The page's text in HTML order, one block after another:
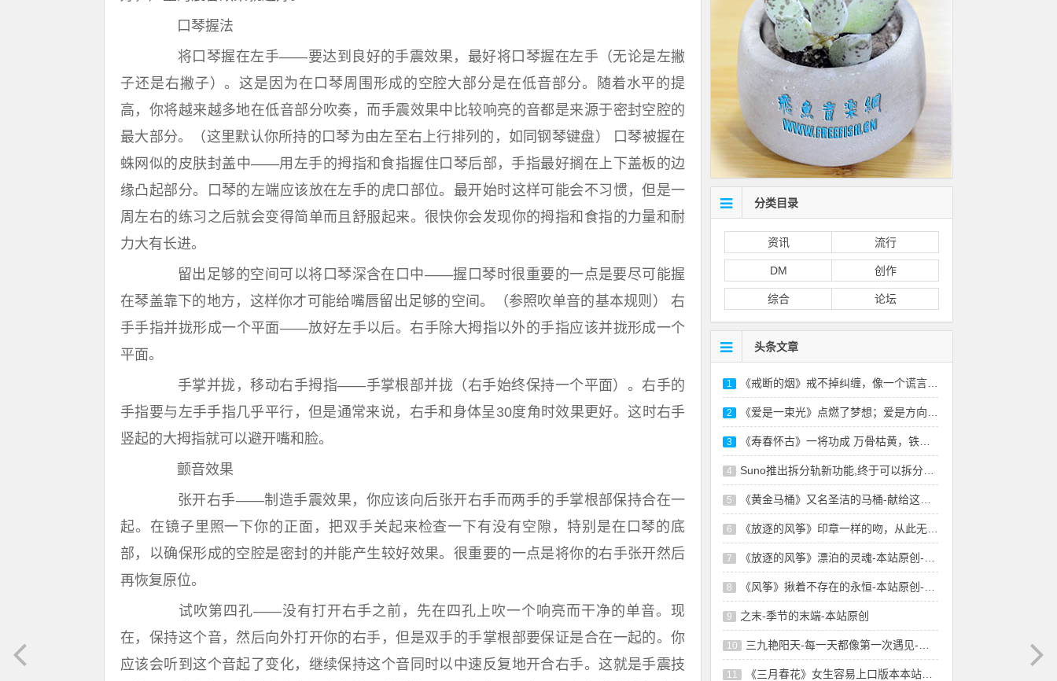
口琴握法
将口琴握在左手——要达到良好的手震效果，最好将口琴握在左手（无论是左撇
子还是右撇子）。这是因为在口琴周围形成的空腔大部分是在低音部分。随着水平的提
高，你将越来越多地在低音部分吹奏，而手震效果中比较响亮的音都是来源于密封空腔的
最大部分。（这里默认你所持的口琴为由左至右上行排列的，如同钢琴键盘） 口琴被握在
蛛网似的皮肤封盖中——用左手的拇指和食指握住口琴后部，手指最好搁在上下盖板的边
缘凸起部分。口琴的左端应该放在左手的虎口部位。最开始时这样可能会不习惯，但是一
周左右的练习之后就会变得简单而且舒服起来。很快你会发现你的拇指和食指的力量和耐
力大有长进。
留出足够的空间可以将口琴深含在口中——握口琴时很重要的一点是要尽可能握
在琴盖靠下的地方，这样你才可能给嘴唇留出足够的空间。（参照吹单音的基本规则） 右
手手指并拢形成一个平面——放好左手以后。右手除大拇指以外的手指应该并拢形成一个
平面。
手掌并拢，移动右手拇指——手掌根部并拢（右手始终保持一个平面）。右手的
手指要与左手手指几乎平行，但是通常来说，右手和身体呈30度角时效果更好。这时右手
竖起的大拇指就可以避开嘴和脸。
颤音效果
张开右手——制造手震效果，你应该向后张开右手而两手的手掌根部保持合在一
起。在镜子里照一下你的正面，把双手关起来检查一下有没有空隙，特别是在口琴的底
部，以确保形成的空腔是密封的并能产生较好效果。很重要的一点是将你的右手张开然后
再恢复原位。
试吹第四孔——没有打开右手之前，先在四孔上吹一个响亮而干净的单音。现
在，保持这个音，然后向外打开你的右手，但是双手的手掌根部要保证是合在一起的。你
应该会听到这个音起了变化，继续保持这个音同时以中速反复地开合右手。这就是手震技
分类目录
资讯 流行
DM 创作
综合 论坛
头条文章
1 《戒断的烟》戒不掉纠缠，像一个谎言-本站原
2 《爱是一束光》点燃了梦想；爱是方向，照亮远方
3 《寿春怀古》一将功成 万骨枯黄，铁衣化尘 风
4 Suno推出拆分轨新功能,终于可以拆分轨了!音
5 《黄金马桶》又名圣洁的马桶-献给这个淤堵
6 《放逐的风筝》印章一样的吻，从此无悲无恨-
7 《放逐的风筝》漂泊的灵魂-本站原创-舞曲风
8 《风筝》揪着不存在的永恒-本站原创-附歌词
9 之末-季节的末端-本站原创
10 三九艳阳天-每一天都像第一次遇见-本站原创
11 《三月春花》女生容易上口版本本站原创 附